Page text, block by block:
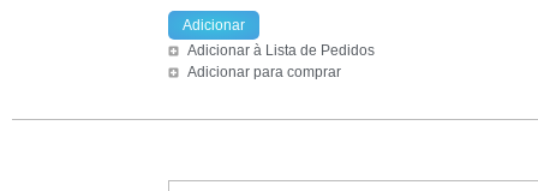
Adicionar
Adicionar à Lista de Pedidos
Adicionar para comprar